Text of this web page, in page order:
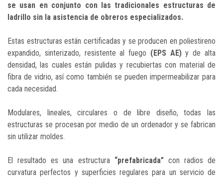
se usan en conjunto con las tradicionales estructuras de
ladrillo sin la asistencia de obreros especializados.
Estas estructuras están certificadas y se producen en poliestireno
expandido, sinterizado, resistente al fuego (EPS AE)y de alta
densidad, las cuales están pulidas y recubiertas con material de
fibra de vidrio, así como también se pueden impermeabilizar para
cada necesidad.
Modulares, lineales, circulares o de libre diseño, todas las
estructuras se procesan por medio de un ordenador y se fabrican
sin utilizar moldes.
El resultado es una estructura “prefabricada”con radios de
curvatura perfectos y superficies regulares para un servicio de